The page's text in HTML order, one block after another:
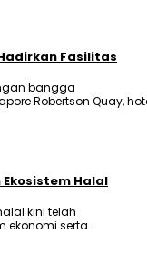
Fasilitas
bangga
Robertson Quay,
Ekosistem Halal
kini telah
ekonomi serta...